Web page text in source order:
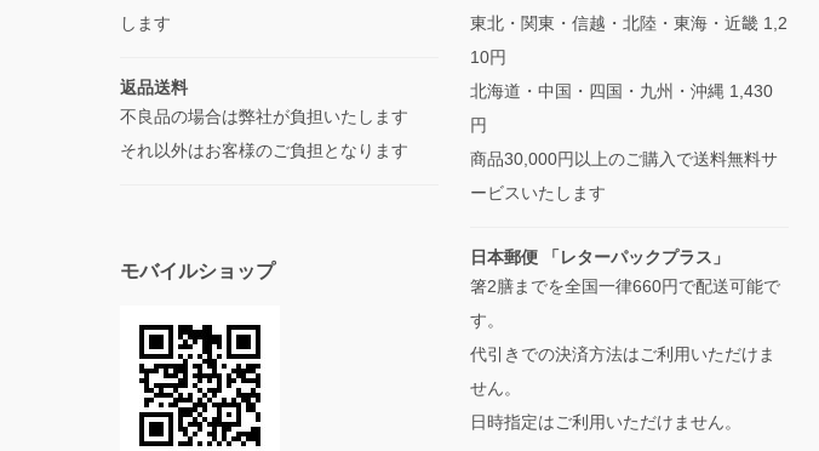
します
返品送料
不良品の場合は弊社が負担いたします
それ以外はお客様のご負担となります
東北・関東・信越・北陸・東海・近畿 1,2
10円
北海道・中国・四国・九州・沖縄 1,430
円
商品30,000円以上のご購入で送料無料サ
ービスいたします
日本郵便 「レターパックプラス」
箸2膳までを全国一律660円で配送可能で
す。
代引きでの決済方法はご利用いただけま
せん。
日時指定はご利用いただけません。
モバイルショップ